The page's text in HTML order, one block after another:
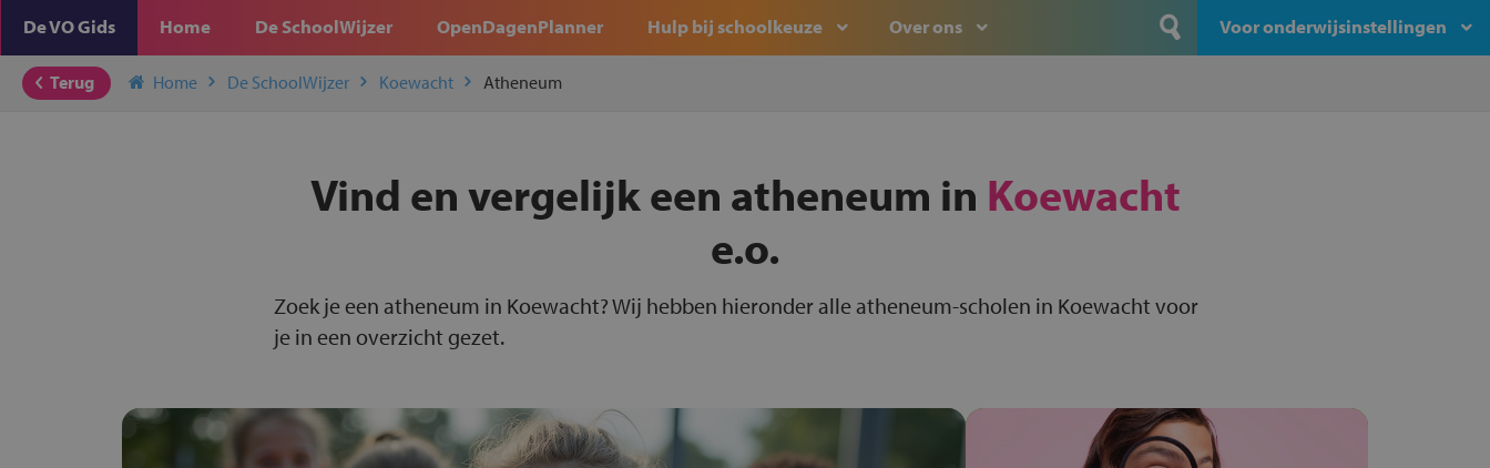
De VO Gids Home De SchoolWijzer OpenDagenPlanner Hulp bij schoolkeuze Over ons Voor onderwijsinstellingen
Terug Home De SchoolWijzer Koewacht Atheneum
Vind en vergelijk een atheneum in Koewacht
e.o.
Zoek je een atheneum in Koewacht? Wij hebben hieronder alle atheneum-scholen in Koewacht voor
je in een overzicht gezet.